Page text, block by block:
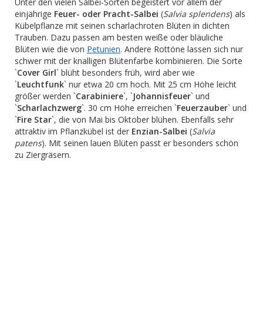
einjährige Feuer- oder Pracht-Salbei (Salvia splendens) als
Kübelpflanze mit seinen scharlachroten Blüten in dichten
Trauben. Dazu passen am besten weiße oder bläuliche
Blüten wie die von Petunien. Andere Rottöne lassen sich nur
schwer mit der knalligen Blütenfarbe kombinieren. Die Sorte
`Cover Girl` blüht besonders früh, wird aber wie
`Leuchtfunk` nur etwa 20 cm hoch. Mit 25 cm Höhe leicht
größer werden `Carabiniere`, `Johannisfeuer` und
`Scharlachzwerg`. 30 cm Höhe erreichen `Feuerzauber` und
`Fire Star`, die von Mai bis Oktober blühen. Ebenfalls sehr
attraktiv im Pflanzkübel ist der Enzian-Salbei (Salvia
patens). Mit seinen lauen Blüten passt er besonders schön
zu Ziergräsern.